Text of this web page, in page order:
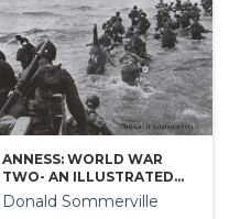
ANNESS: WORLD WAR
TWO- AN ILLUSTRATED
HISTORY
Donald Sommerville